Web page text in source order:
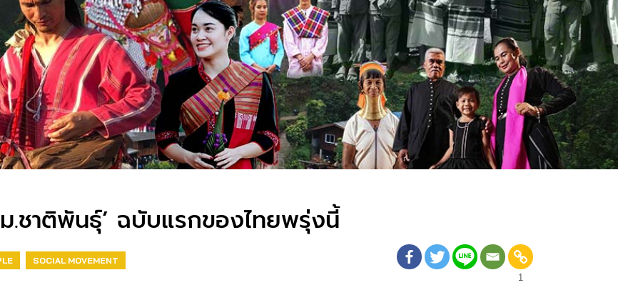
.ชาติพันธุ์’ ฉบับแรกของไทยพรุ่งนี้
SOCIAL MOVEMENT
1